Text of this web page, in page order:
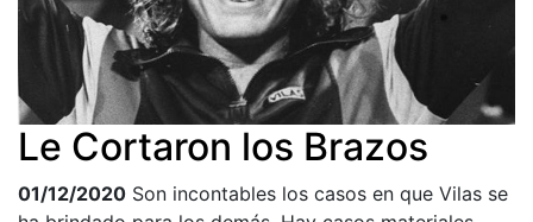
Le Cortaron los Brazos
01/12/2020 Son incontables los casos en que Vilas se